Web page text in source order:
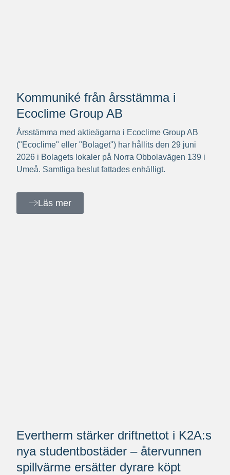
Kommuniké från årsstämma i
Ecoclime Group AB
Årsstämma med aktieägarna i Ecoclime Group AB
("Ecoclime" eller "Bolaget") har hållits den 29 juni
2026 i Bolagets lokaler på Norra Obbolavägen 139 i
Umeå. Samtliga beslut fattades enhälligt.
Läs mer
Evertherm stärker driftnettot i K2A:s
nya studentbostäder – återvunnen
spillvärme ersätter dyrare köpt